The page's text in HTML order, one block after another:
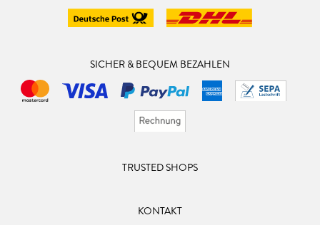
SICHER & BEQUEM BEZAHLEN
TRUSTED SHOPS
KONTAKT